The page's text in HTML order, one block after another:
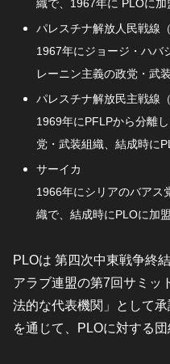
織で、1967年に PLOに加
パレスチナ解放人民戦線（
1967年にジョージ・ハバ
レーニン主義の政党・武
パレスチナ解放民主戦線（
1969年にPFLPから分離
党・武装組織、結成時に
サーイカ
1966年にシリアのバアス
織で、結成時にPLOに加盟
PLOは 第四次中東戦争終
アラブ連盟の第7回サミッ
法的な代表機関」として
を通じて、PLOに対する団